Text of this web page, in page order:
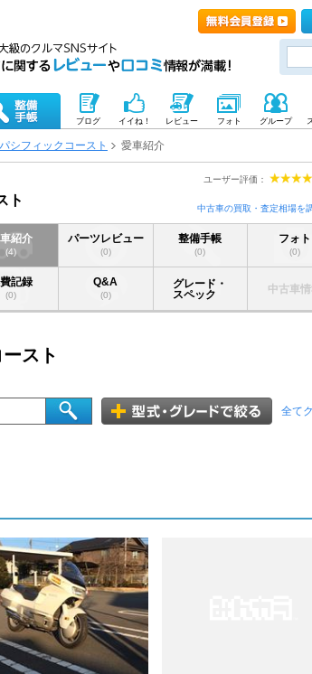
ブログ イイね！ レビュー フォト グループ
パシフィックコースト 愛車紹介
ユーザー評価：
ト
中古車の買取・査定相場を
紹介
(4)
パーツレビュー
(0)
整備手帳
(0)
フォト
(0)
記録
(0)
Q&A
(0)
グレード・
スペック
中古車
スト
全て